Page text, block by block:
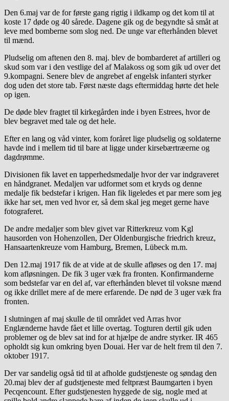
Den 6.maj var de for første gang rigtig i ildkamp og det kom til at
koste 17 døde og 40 sårede. Dagene gik og de begyndte så småt at
leve med bomberne som slog ned. De unge var efterhånden blevet
til mænd.
Pludselig om aftenen den 8. maj. blev de bombarderet af artilleri og
skud som var i den vestlige del af Malakoss og som gik ud over det
9.kompagni. Senere blev de angrebet af engelsk infanteri styrker
dog uden det store tab. Først næste dags eftermiddag hørte det hele
op igen.
De døde blev fragtet til kirkegården inde i byen Estrees, hvor de
blev begravet med tale og det hele.
Efter en lang og våd vinter, kom foråret lige pludselig og soldaterne
havde ind i mellem tid til bare at ligge under kirsebærtræerne og
dagdrømme.
Divisionen fik lavet en tapperhedsmedalje hvor der var indgraveret
en håndgranet. Medaljen var udformet som et kryds og denne
medalje fik bedstefar i krigen. Han fik ligeledes et par mere som jeg
ikke har set, men ved hvor er, så dem skal jeg meget gerne have
fotograferet.
De andre medaljer som blev givet var Ritterkreuz vom Kgl
hausorden von Hohenzollen, Der Oldenburgische friedrich kreuz,
Hansaartenkreuze vom Hamburg, Bremen, Lübeck m.m.
Den 12.maj 1917 fik de at vide at de skulle afløses og den 17. maj
kom afløsningen. De fik 3 uger væk fra fronten. Konfirmanderne
som bedstefar var en del af, var efterhånden blevet til voksne mænd
og ikke drillet mere af de mere erfarende. De nød de 3 uger væk fra
fronten.
I slutningen af maj skulle de til området ved Arras hvor
Englænderne havde fået et lille overtag. Togturen dertil gik uden
problemer og de blev sat ind for at hjælpe de andre styrker. IR 465
opholdt sig kun omkring byen Douai. Her var de helt frem til den 7.
oktober 1917.
Der var sandelig også tid til at afholde gudstjeneste og søndag den
20.maj blev der af gudstjeneste med feltpræst Baumgarten i byen
Pecqencount. Efter gudstjenesten hyggede de sig, nogle med at